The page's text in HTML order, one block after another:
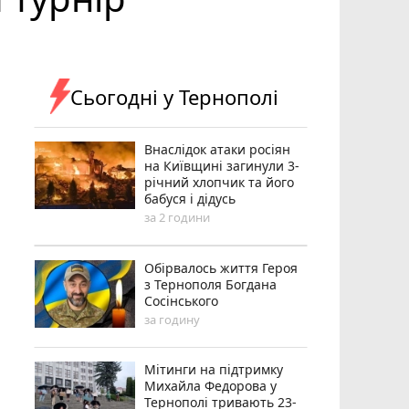
Сьогодні у Тернополі
Внаслідок атаки росіян
на Київщині загинули 3-
річний хлопчик та його
бабуся і дідусь
за 2 години
Обірвалось життя Героя
з Тернополя Богдана
Сосінського
за годину
Мітинги на підтримку
Михайла Федорова у
Тернополі тривають 23-